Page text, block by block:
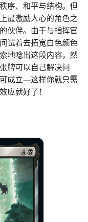
序、和平与结构。但
最激励人心的角色之
伙伴。由于与指挥官
试着去拓宽白色颜色
地唸出这段内容，然
牌可以自己解决问
成立—这样你就只需
应就好了！